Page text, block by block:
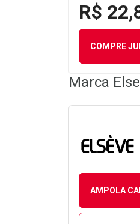
R$
COMPRE
Marca
AMPOLA